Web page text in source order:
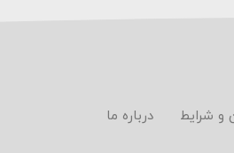
و شرایط درباره ما